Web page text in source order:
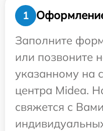
1
Заполните
или позвоните
указанному на
центра Midea.
свяжется с